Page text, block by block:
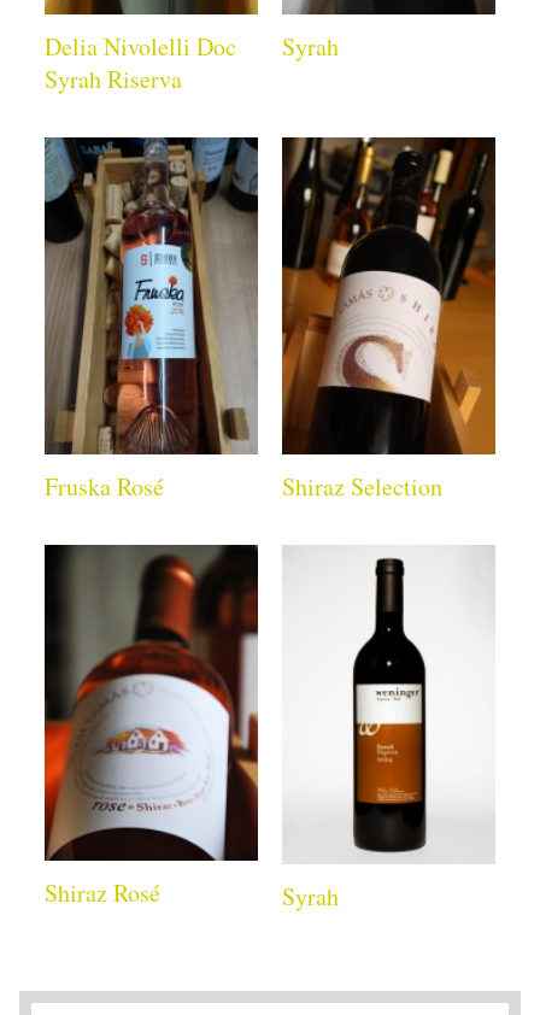
Delia Nivolelli Doc
Syrah Riserva
Syrah
Fruska Rosé Shiraz Selection
Shiraz Rosé Syrah